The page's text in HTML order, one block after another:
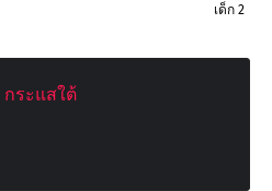
เด็ก 2
กระแสใต้